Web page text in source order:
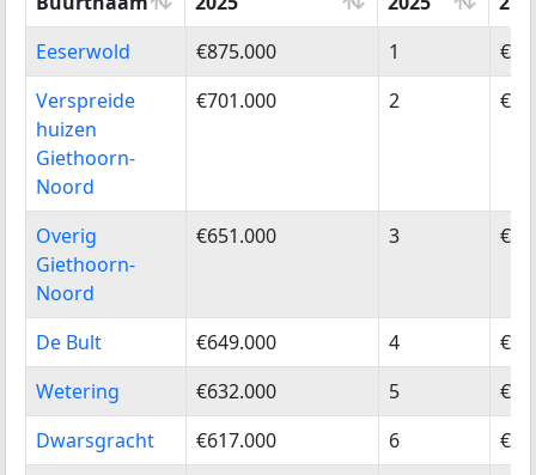
Buurtnaam
Woningwaarde
2025
Positie
2025
Eeserwold €875.000 1
Verspreide
huizen
Giethoorn-
Noord
€701.000 2
Overig
Giethoorn-
Noord
€651.000 3
De Bult €649.000 4
Wetering
€632.000 5
Dwarsgracht
€617.000 6